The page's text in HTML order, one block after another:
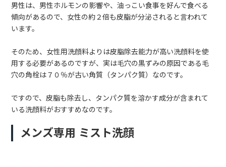
男性は、男性ホルモンの影響や、油っこい食事を好んで食べる
傾向があるので、女性の約２倍も皮脂が分泌されると言われて
います。
そのため、女性用洗顔料よりは皮脂除去能力が高い洗顔料を使
用する必要があるのですが、実は毛穴の黒ずみの原因である毛
穴の角栓は７０％が古い角質（タンパク質）なのです。
ですので、皮脂も除去し、タンパク質を溶かす成分が含まれて
いる洗顔料がおすすめなのです。
メンズ専用 ミスト洗顔